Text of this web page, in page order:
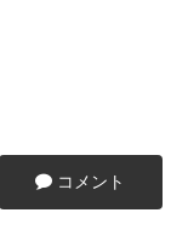
コメント